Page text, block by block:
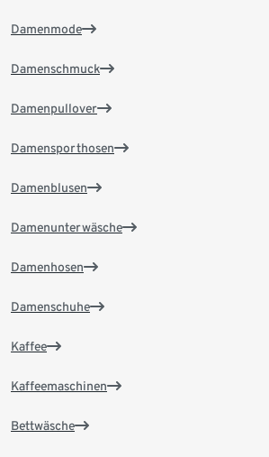
Damenmode
Damenschmuck
Damenpullover
Damensporthosen
Damenblusen
Damenunterwäsche
Damenhosen
Damenschuhe
Kaffee
Kaffeemaschinen
Bettwäsche